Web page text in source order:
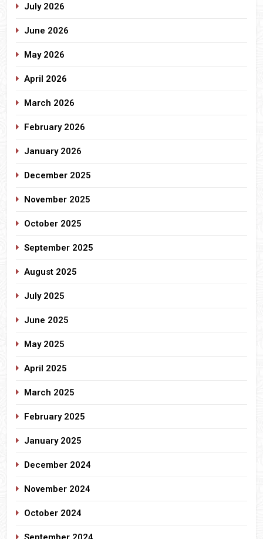
July 2026
June 2026
May 2026
April 2026
March 2026
February 2026
January 2026
December 2025
November 2025
October 2025
September 2025
August 2025
July 2025
June 2025
May 2025
April 2025
March 2025
February 2025
January 2025
December 2024
November 2024
October 2024